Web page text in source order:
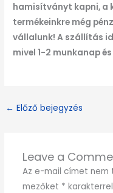
hamisítványt kapni, a
termékeinkre még
vállalunk! A szállítás
mivel 1-2 munkanap
← Előző bejegyzés
Leave a
Az e-mail címet nem
mezőket *